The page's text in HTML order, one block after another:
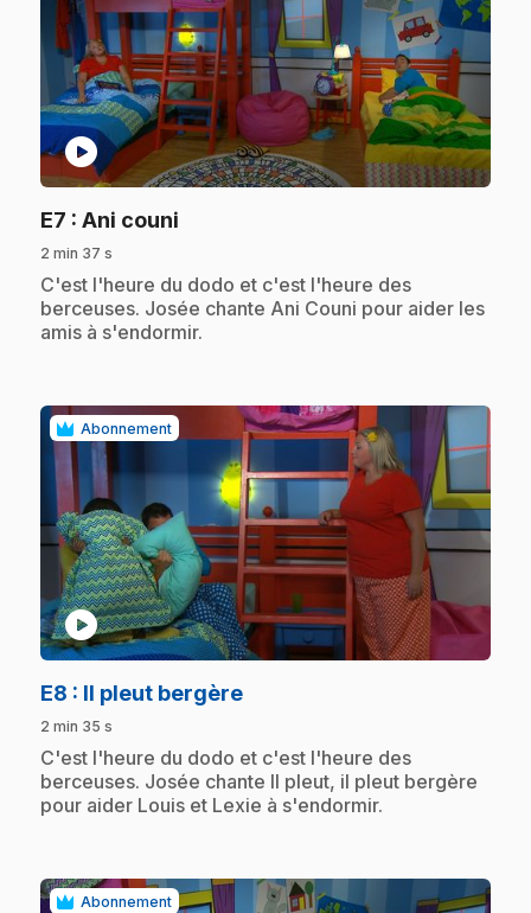
play_circle
E7 : Ani couni
2 min 37 s
.C'est l'heure du dodo et c'est l'heure des
berceuses. Josée chante Ani Couni pour aider les
amis à s'endormir.
Abonnement
play_circle
E8 : Il pleut bergère.
2 min 35 s
.C'est l'heure du dodo et c'est l'heure des
berceuses. Josée chante Il pleut, il pleut bergère
pour aider Louis et Lexie à s'endormir.
Abonnement